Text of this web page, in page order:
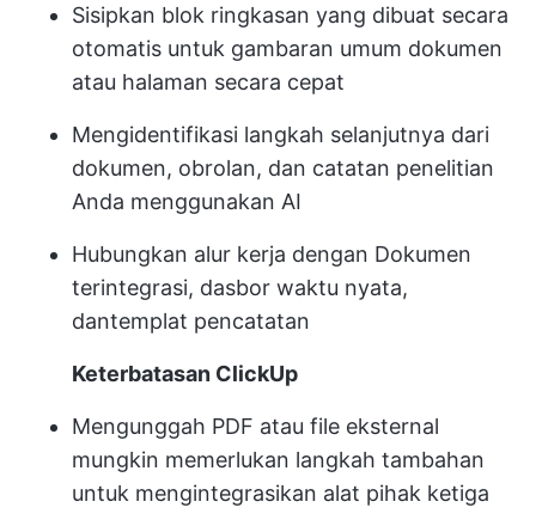
Sisipkan blok ringkasan yang dibuat secara
otomatis untuk gambaran umum dokumen
atau halaman secara cepat
Mengidentifikasi langkah selanjutnya dari
dokumen, obrolan, dan catatan penelitian
Anda menggunakan AI
Hubungkan alur kerja dengan Dokumen
terintegrasi, dasbor waktu nyata,
dantemplat pencatatan
Keterbatasan ClickUp
Mengunggah PDF atau file eksternal
mungkin memerlukan langkah tambahan
untuk mengintegrasikan alat pihak ketiga